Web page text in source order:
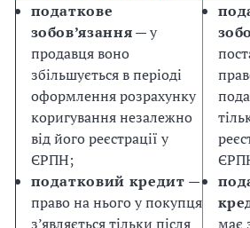
податкове
зобов’язання— у
продавця воно
збільшується в періоді
оформлення розрахунку
коригування незалежно
від його реєстрації у
ЄРПН;
податковий кредит —
право на нього у покупця
з’являється тільки після
має